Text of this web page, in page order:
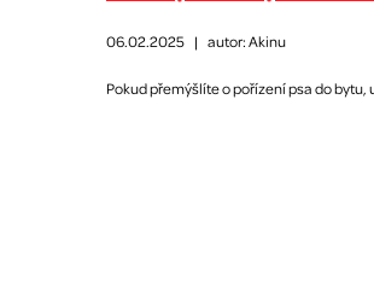
06.02.2025 | autor: Akinu
Pokud přemýšlíte o pořízení psa do